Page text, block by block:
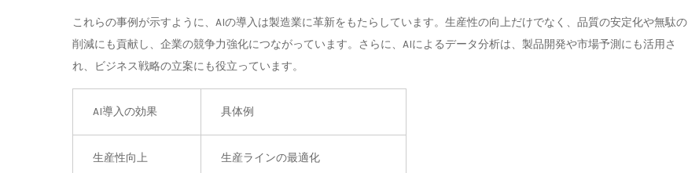
これらの事例が示すように、AIの導入は製造業に革新をもたらしています。生産性の向上だけでなく、品質の安定化や無駄の
削減にも貢献し、企業の競争力強化につながっています。さらに、AIによるデータ分析は、製品開発や市場予測にも活用さ
れ、ビジネス戦略の立案にも役立っています。
AI導入の効果 具体例
生産性向上 生産ラインの最適化